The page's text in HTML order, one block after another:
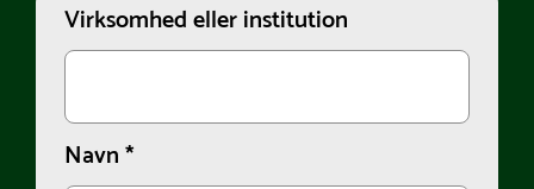
Virksomhed eller institution
Navn*